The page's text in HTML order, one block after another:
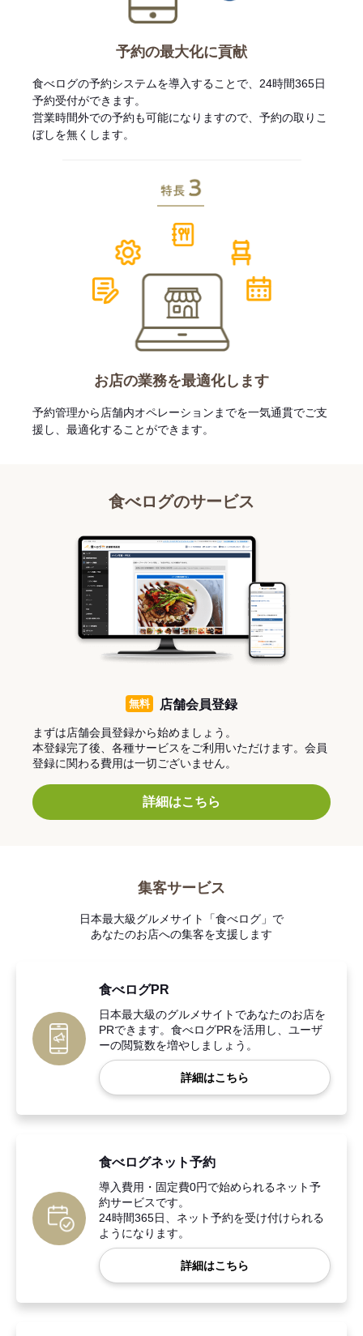
予約の最大化に貢献
食べログの予約システムを導入することで、24時間365日
予約受付ができます。
営業時間外での予約も可能になりますので、予約の取りこ
ぼしを無くします。
お店の業務を最適化します
予約管理から店舗内オペレーションまでを一気通貫でご支
援し、最適化することができます。
食べログのサービス
無料 店舗会員登録
まずは店舗会員登録から始めましょう。
本登録完了後、各種サービスをご利用いただけます。会員
登録に関わる費用は一切ございません。
詳細はこちら
集客サービス
日本最大級グルメサイト「食べログ」で
あなたのお店への集客を支援します
食べログPR
日本最大級のグルメサイトであなたのお店を
PRできます。食べログPRを活用し、ユーザ
ーの閲覧数を増やしましょう。
詳細はこちら
食べログネット予約
導入費用・固定費0円で始められるネット予
約サービスです。
24時間365日、ネット予約を受け付けられる
ようになります。
詳細はこちら